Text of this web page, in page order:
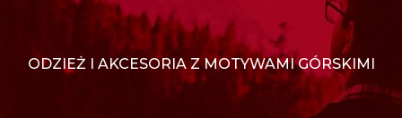
ODZIEŻ I AKCESORIA Z MOTYWAMI GÓRSKIMI